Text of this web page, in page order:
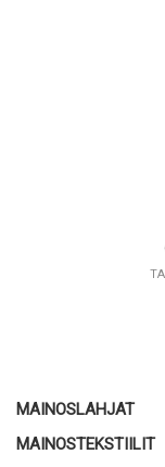
MAINOSLAHJAT
MAINOSTEKSTIILIT